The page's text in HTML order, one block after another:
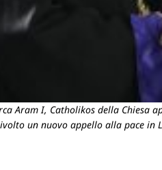
Aram I, Catholikos della Chiesa
rivolto un nuovo appello alla pace